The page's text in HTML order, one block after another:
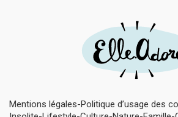
Mentions légales Politique d’usage des